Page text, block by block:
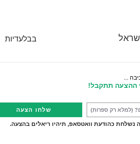
בבלעדיות
...
ההצעה תתקבל!
שלחו הצעה
נשלחת כהודעת וואטסאפ, תיהיו ריאלים בהצעה.